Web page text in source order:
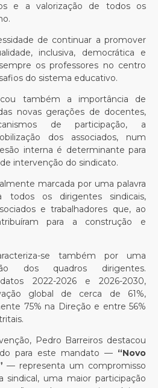
e a valorização de todos os
de continuar a promover
inclusiva, democrática e
os professores no centro
do sistema educativo.
também a importância de
novas gerações de docentes,
de participação, a
dos associados, num
interna é determinante para
intervenção do sindicato.
marcada por uma palavra
todos os dirigentes sindicais,
e trabalhadores que, ao
para a construção e
se também por uma
dos quadros dirigentes.
2022-2026 e 2026-2030,
global de cerca de 61%,
75% na Direção e entre 56%
Pedro Barreiros destacou
para este mandato — “Novo
— representa um compromisso
uma maior participação